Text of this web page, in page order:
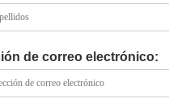
de correo electrónico: